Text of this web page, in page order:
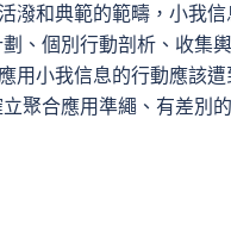
和典範的範疇，小我
、個別行動剖析、收集
用小我信息的行動應該
聚合應用準繩、有差別